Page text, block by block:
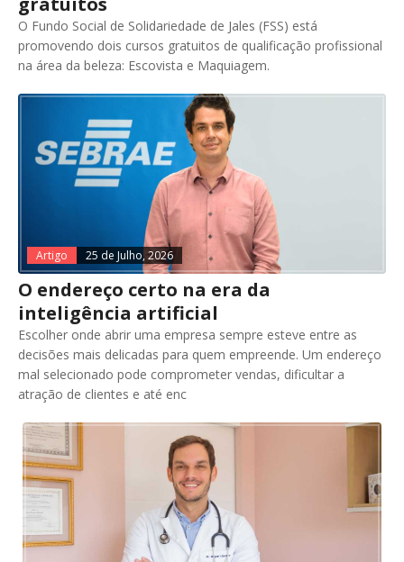
O Fundo Social de Solidariedade de Jales (FSS) está
promovendo dois cursos gratuitos de qualificação profissional
na área da beleza: Escovista e Maquiagem.
Artigo 25 de Julho, 2026
O endereço certo na era da
inteligência artificial
Escolher onde abrir uma empresa sempre esteve entre as
decisões mais delicadas para quem empreende. Um endereço
mal selecionado pode comprometer vendas, dificultar a
atração de clientes e até enc